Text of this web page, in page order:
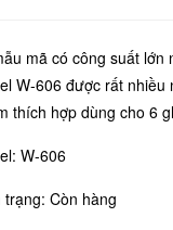
mã có công suất
W-606 được rất
thích hợp dùng cho 6
W-606
trạng: Còn hàng